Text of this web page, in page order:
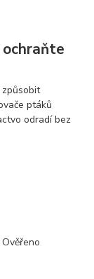
ptáků
odradí bez